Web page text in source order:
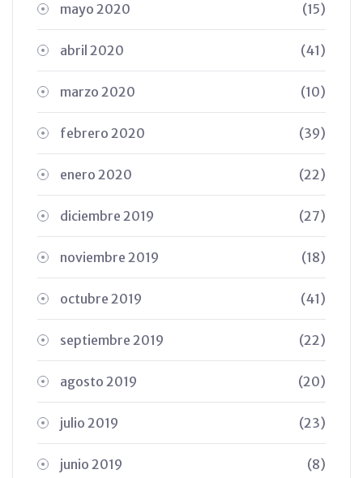
mayo 2020 (15)
abril 2020 (41)
marzo 2020 (10)
febrero 2020 (39)
enero 2020 (22)
diciembre 2019 (27)
noviembre 2019 (18)
octubre 2019 (41)
septiembre 2019 (22)
agosto 2019 (20)
julio 2019 (23)
junio 2019 (8)